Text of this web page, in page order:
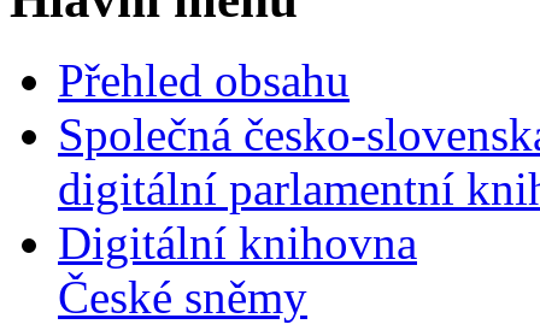
Přehled obsahu
Společná česko-
digitální parlamentní
Digitální knihovna
České sněmy